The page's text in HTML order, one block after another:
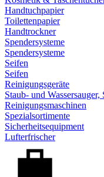
Handtuchpapier
Toilettenpapier
Handtrockner
Spendersysteme
Spendersysteme
Seifen
Seifen
Reinigungsgeräte
Staub- und
Reinigungsmaschinen
Spezialsortimente
Sicherheitsequipment
Lufterfrischer